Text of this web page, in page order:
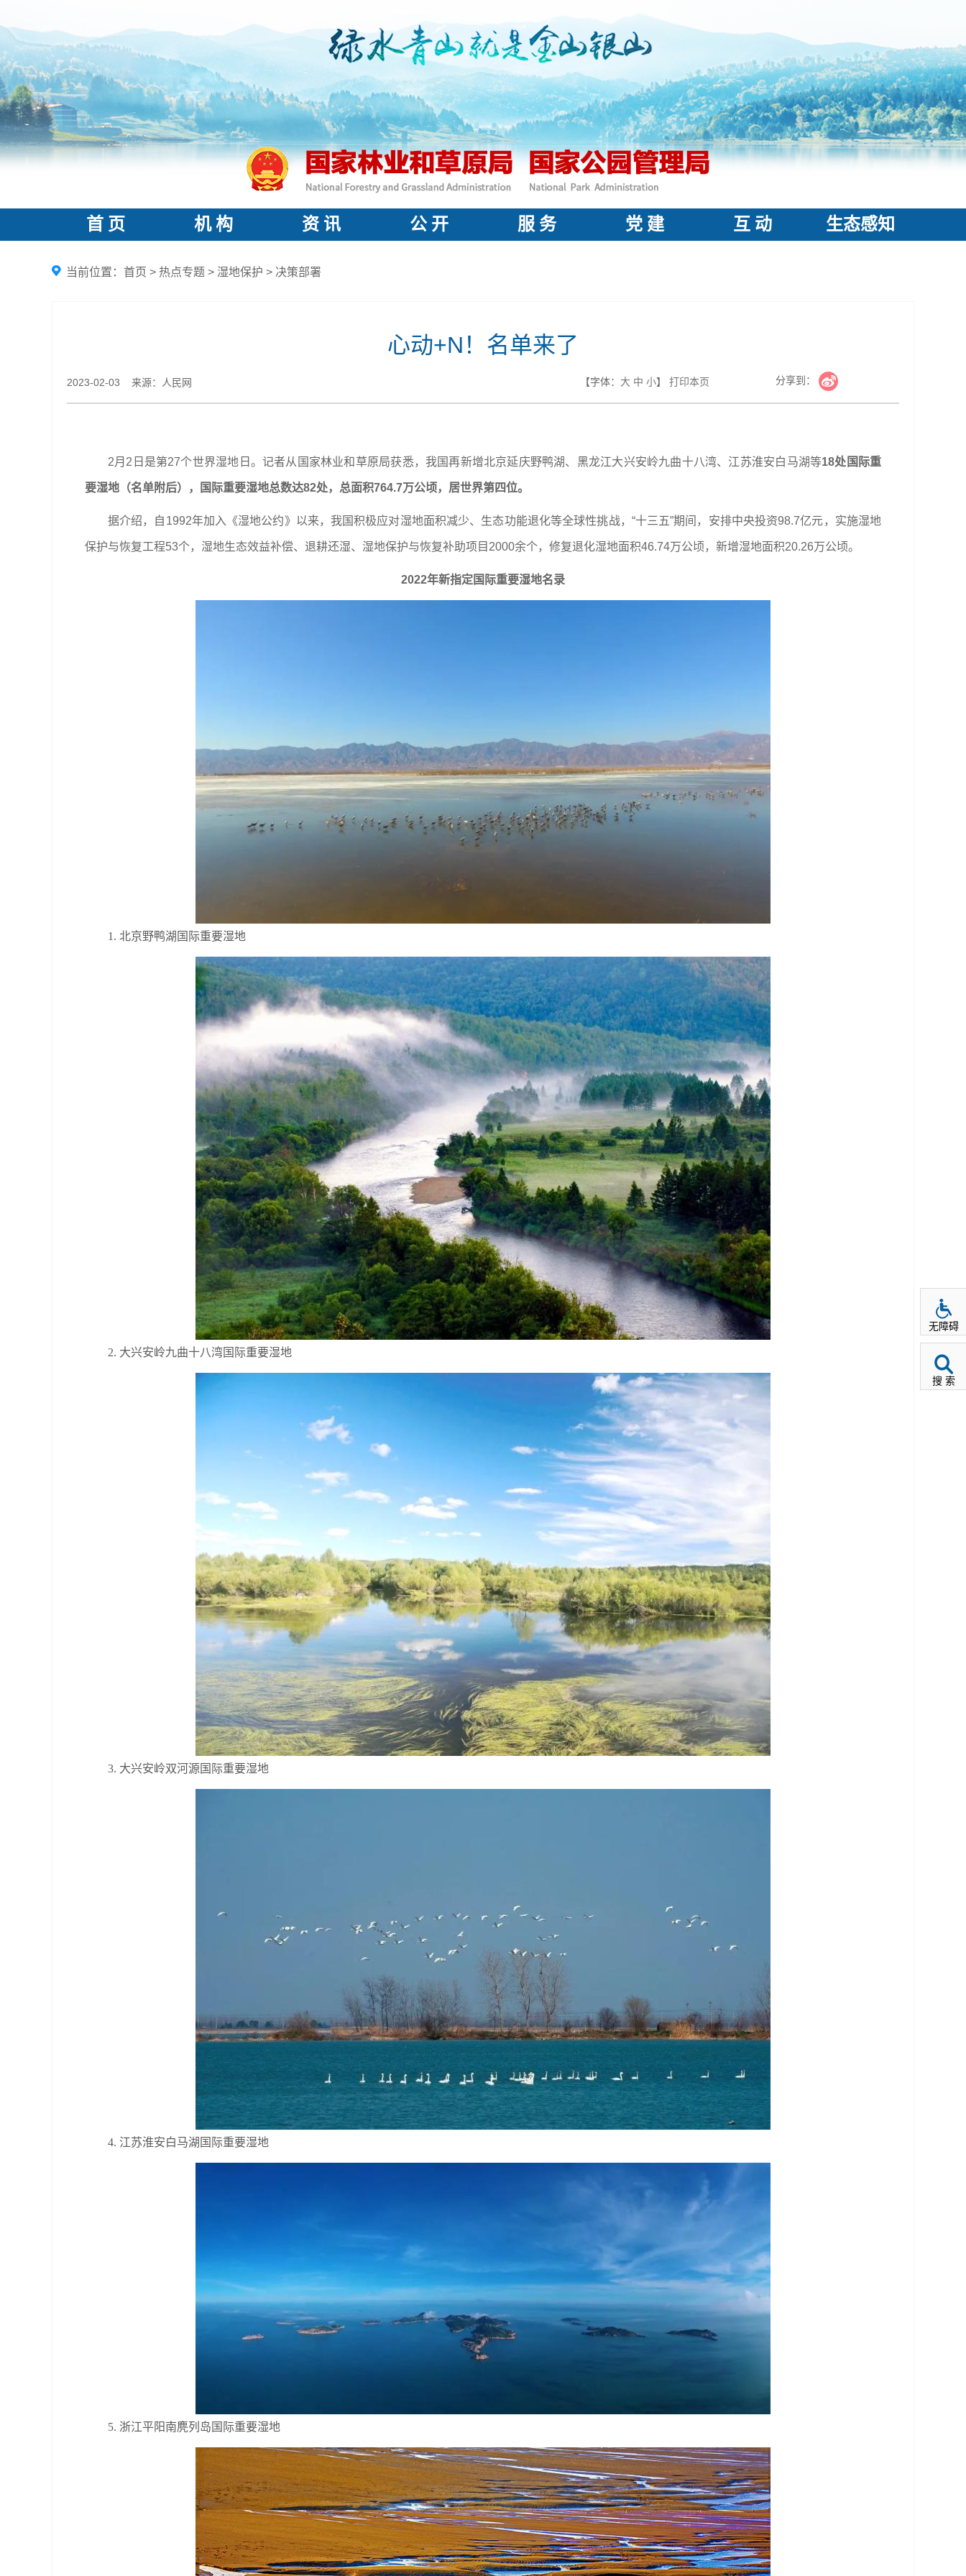
首 页 机 构 资 讯 公 开 服 务 党 建 互 动 生态感知
当前位置： 首页 > 热点专题 > 湿地保护 > 决策部署
心动+N！名单来了
2023-02-03 来源：人民网 【字体： 大 中 小】 打印本页 分享到：
2月2日是第27个世界湿地日。记者从国家林业和草原局获悉，我国再新增北京延庆野鸭湖、黑龙江大兴安岭九曲十八湾、江苏淮安白马湖等18处国际重
要湿地（名单附后），国际重要湿地总数达82处，总面积764.7万公顷，居世界第四位。
据介绍，自1992年加入《湿地公约》以来，我国积极应对湿地面积减少、生态功能退化等全球性挑战，“十三五”期间，安排中央投资98.7亿元，实施湿地
保护与恢复工程53个，湿地生态效益补偿、退耕还湿、湿地保护与恢复补助项目2000余个，修复退化湿地面积46.74万公顷，新增湿地面积20.26万公顷。
2022年新指定国际重要湿地名录
1. 北京野鸭湖国际重要湿地
2. 大兴安岭九曲十八湾国际重要湿地
3. 大兴安岭双河源国际重要湿地
4. 江苏淮安白马湖国际重要湿地
5. 浙江平阳南麂列岛国际重要湿地
无障碍
搜 索